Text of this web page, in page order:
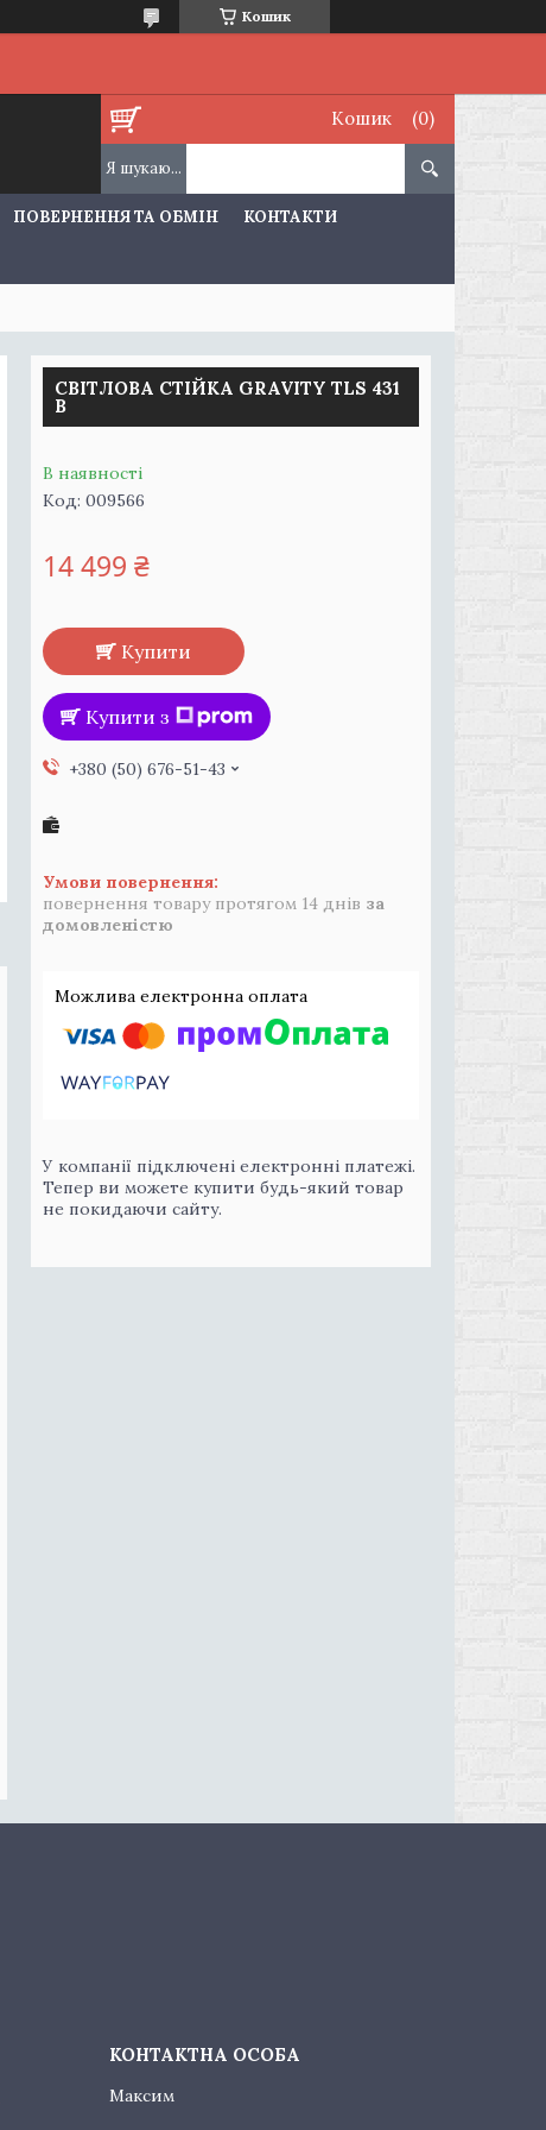
Кошик
Кошик
ПОВЕРНЕННЯ ТА ОБМІН КОНТАКТИ
СВІТЛОВА СТІЙКА GRAVITY TLS 431
B
В наявності
Код: 009566
14 499 ₴
Купити
Купити з
+380 (50) 676-51-43
повернення товару протягом 14 днів за
домовленістю
У компанії підключені електронні платежі.
Тепер ви можете купити будь-який товар
не покидаючи сайту.
Максим